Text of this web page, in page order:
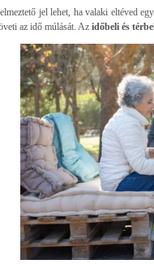
jel lehet, ha valaki eltéved
az idő múlását. Az időbeli és